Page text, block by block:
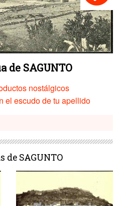
de SAGUNTO
nostálgicos
el escudo de tu apellido
de SAGUNTO